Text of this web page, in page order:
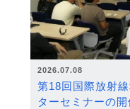
2026.07.08
第18回国際放射
ターセミナーの開